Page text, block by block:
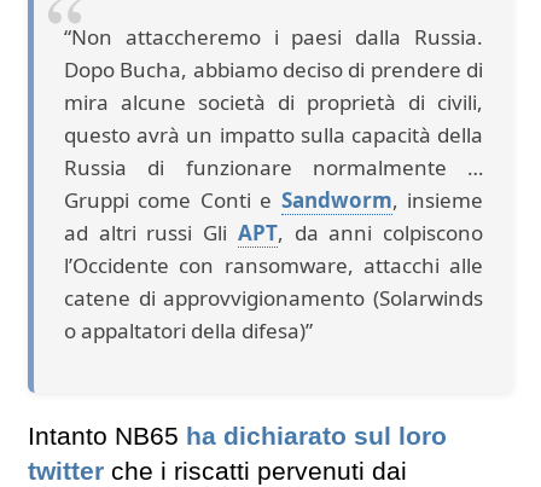
“Non attaccheremo i paesi dalla Russia.
Dopo Bucha, abbiamo deciso di prendere di
mira alcune società di proprietà di civili,
questo avrà un impatto sulla capacità della
Russia di funzionare normalmente …
Gruppi come Conti e Sandworm, insieme
ad altri russi Gli APT, da anni colpiscono
l’Occidente con ransomware, attacchi alle
catene di approvvigionamento (Solarwinds
o appaltatori della difesa)”
Intanto NB65 ha dichiarato sul loro
twitter che i riscatti pervenuti dai